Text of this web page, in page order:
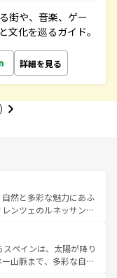
街や、音楽、ゲー
文化を巡るガイド。
詳細を見る
然と多彩な魅力にあふ
ンツェのルネッサンス
やアマルフィ海岸の絶
光の合間には、本場の
料理を堪能することも
ペインは、太陽が降り
山脈まで、多彩な自然